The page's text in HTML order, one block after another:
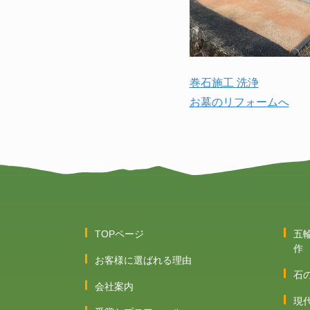
巻石施工 洗浄
お墓のリフォームへ
TOPページ
お客様に選ばれる理由
会社案内
五
作
石
現